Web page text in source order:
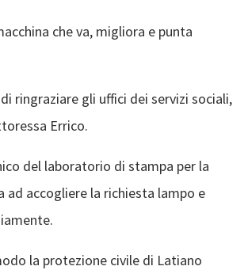
che va, migliora e punta
ringraziare gli uffici dei servizi sociali,
Errico.
del laboratorio di stampa per la
ad accogliere la richiesta lampo e
la protezione civile di Latiano